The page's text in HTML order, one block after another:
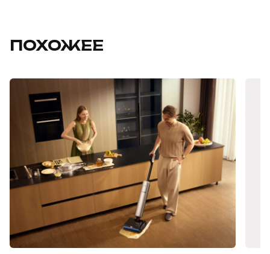
ПОХОЖЕЕ